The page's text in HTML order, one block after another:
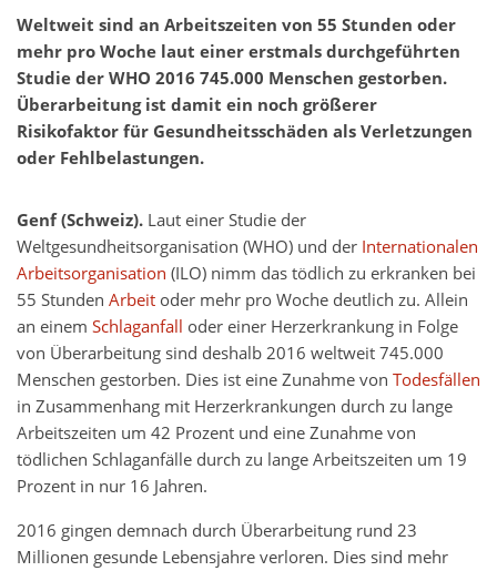
Weltweit sind an Arbeitszeiten von 55 Stunden oder
mehr pro Woche laut einer erstmals durchgeführten
Studie der WHO 2016 745.000 Menschen gestorben.
Überarbeitung ist damit ein noch größerer
Risikofaktor für Gesundheitsschäden als Verletzungen
oder Fehlbelastungen.
Genf (Schweiz). Laut einer Studie der
Weltgesundheitsorganisation (WHO) und der Internationalen
Arbeitsorganisation (ILO) nimm das tödlich zu erkranken bei
55 Stunden Arbeit oder mehr pro Woche deutlich zu. Allein
an einem Schlaganfall oder einer Herzerkrankung in Folge
von Überarbeitung sind deshalb 2016 weltweit 745.000
Menschen gestorben. Dies ist eine Zunahme von Todesfällen
in Zusammenhang mit Herzerkrankungen durch zu lange
Arbeitszeiten um 42 Prozent und eine Zunahme von
tödlichen Schlaganfälle durch zu lange Arbeitszeiten um 19
Prozent in nur 16 Jahren.
2016 gingen demnach durch Überarbeitung rund 23
Millionen gesunde Lebensjahre verloren. Dies sind mehr